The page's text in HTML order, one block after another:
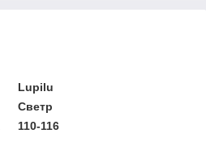
Lupilu
Светр
110-116